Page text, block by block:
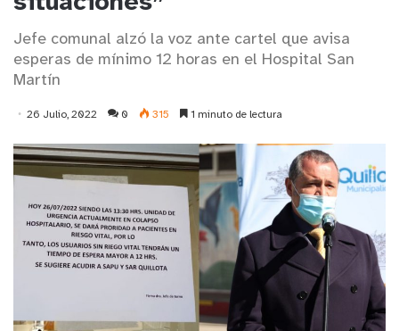
Jefe comunal alzó la voz ante cartel que avisa
esperas de mínimo 12 horas en el Hospital San
Martín
26 Julio, 2022 0 315 1 minuto de lectura